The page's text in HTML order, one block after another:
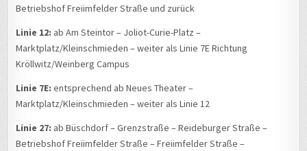
Betriebshof Freiimfelder Straße und zurück
Linie 12: ab Am Steintor – Joliot-Curie-Platz –
Marktplatz/Kleinschmieden – weiter als Linie 7E Richtung
Kröllwitz/Weinberg Campus
Linie 7E: entsprechend ab Neues Theater –
Marktplatz/Kleinschmieden – weiter als Linie 12
Linie 27: ab Büschdorf – Grenzstraße – Reideburger Straße –
Betriebshof Freiimfelder Straße – Freiimfelder Straße –